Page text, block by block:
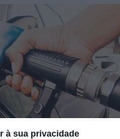
à sua privacidade